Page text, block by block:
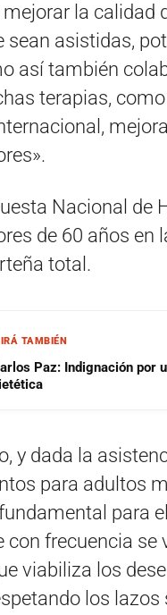
la calidad
sean asistidas,
así también
terapias,
Nacional de
de 60 años en
total.
TAMBIÉN
Paz: Indignación por
y dada la
para adultos
para
con frecuencia
viabiliza los
los